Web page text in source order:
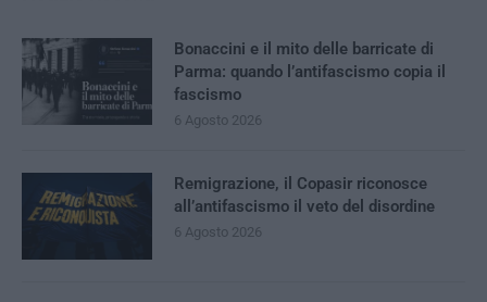
Bonaccini e il mito delle barricate di
Parma: quando l’antifascismo copia il
fascismo
6 Agosto 2026
Remigrazione, il Copasir riconosce
all’antifascismo il veto del disordine
6 Agosto 2026